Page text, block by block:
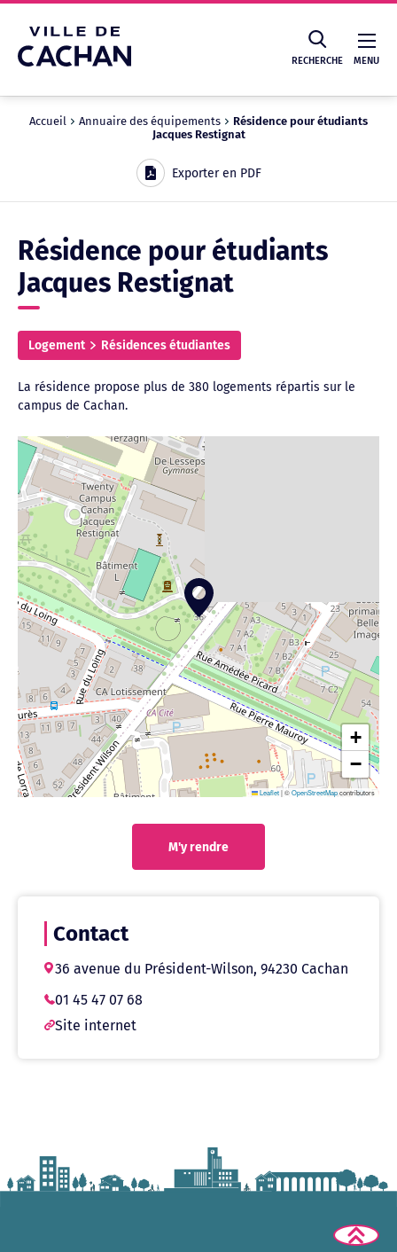
RECHERCHE MENU
Recherche
Accueil Annuaire des équipements
Résidence pour étudiants
Jacques Restignat
Exporter en PDF
Résidence pour étudiants
Jacques Restignat
Logement Résidences étudiantes
La résidence propose plus de 380 logements répartis sur le
campus de Cachan.
+
−
Leaflet|©OpenStreetMapcontributors
M'y rendre
Contact
36 avenue du Président-Wilson, 94230 Cachan
01 45 47 07 68
Site internet
Cookies management panel